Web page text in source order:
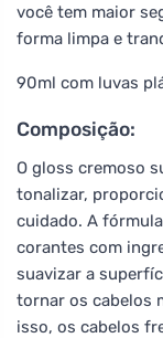
você tem maior
forma limpa e
90ml com luvas
Composição:
O gloss cremoso
tonalizar,
cuidado. A
corantes com
suavizar a
tornar os cabelos
isso, os cabelos